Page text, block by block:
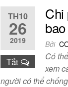
TH10
26
2019
Tắt
Chi
Bởi
Có
xem
người có thể